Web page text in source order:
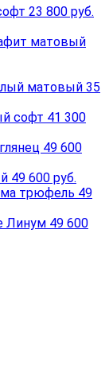
23 800 руб.
матовый
матовый 35
софт 41 300
49 600
49 600 руб.
трюфель 49
Линум 49 600